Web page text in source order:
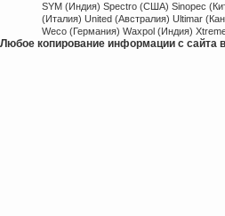
SYM (Индия) Spectro (США) Sinopec
(Италия) United (Австралия) Ultimar
Weco (Германия) Waxpol (Индия)
Любое копирование информации с сайта